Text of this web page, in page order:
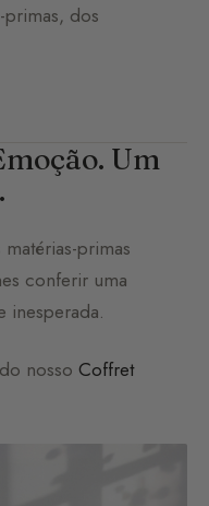
primas, dos
Um
matérias-primas
conferir uma
inesperada.
nosso Coffret